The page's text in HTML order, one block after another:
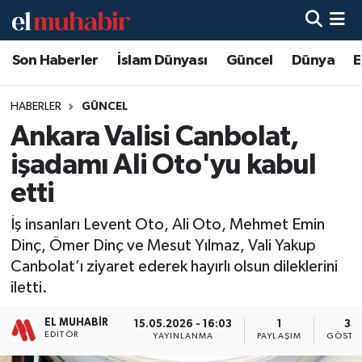
Son Haberler İslam Dünyası Güncel Dünya
HABERLER GÜNCEL
Ankara Valisi Canbolat,
işadamı Ali Oto'yu kabul
etti
İş insanları Levent Oto, Ali Oto, Mehmet Emin
Dinç, Ömer Dinç ve Mesut Yılmaz, Vali Yakup
Canbolat’ı ziyaret ederek hayırlı olsun dileklerini
iletti.
EL MUHABIR
EDITÖR
15.05.2026 - 16:03
YAYINLANMA PAYLAŞIM
35
Hava Durumu
Trafik Durumu
Süper Lig Puan Durumu ve Fikstür
Tüm Manşetler
Son Dakika Haberleri
Haber Arşivi